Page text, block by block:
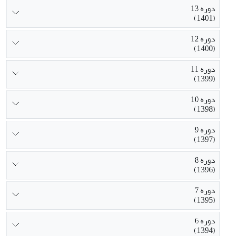
دوره 13
(1401)
دوره 12
(1400)
دوره 11
(1399)
دوره 10
(1398)
دوره 9
(1397)
دوره 8
(1396)
دوره 7
(1395)
دوره 6
(1394)